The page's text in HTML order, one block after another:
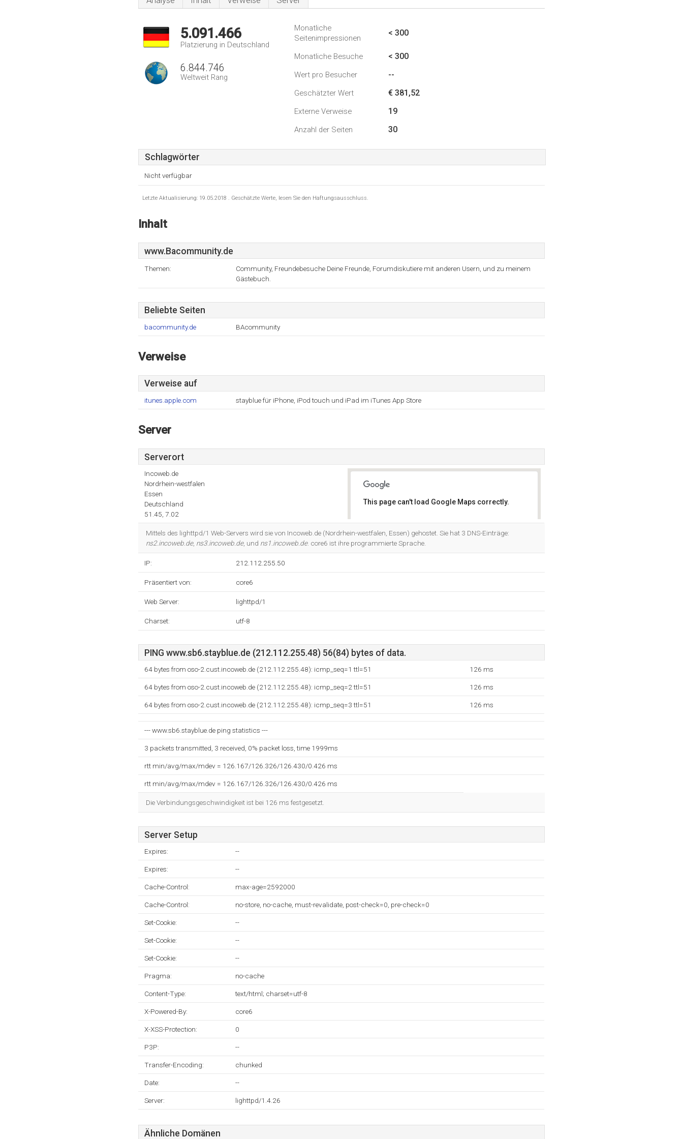
5.091.466
Platzierung in Deutschland
6.844.746
Weltweit Rang
Monatliche
Seitenimpressionen
< 300
Monatliche Besuche < 300
Wert pro Besucher --
Geschätzter Wert € 381,52
Externe Verweise 19
Anzahl der Seiten 30
Schlagwörter
Nicht verfügbar
Letzte Aktualisierung: 19.05.2018 . Geschätzte Werte, lesen Sie den Haftungsausschluss.
Inhalt
www.Bacommunity.de
Themen:
Community, Freundebesuche Deine Freunde, Forumdiskutiere mit anderen Usern, und zu meinem
Gästebuch.
Beliebte Seiten
bacommunity.de BAcommunity
Verweise
Verweise auf
itunes.apple.com stayblue für iPhone, iPod touch und iPad im iTunes App Store
Server
Serverort
Incoweb.de
Nordrhein-westfalen
Essen
Deutschland
51.45, 7.02
This page can't load Google Maps correctly.
Mittels des lighttpd/1 Web-Servers wird sie von Incoweb.de (Nordrhein-westfalen, Essen) gehostet. Sie hat 3 DNS-Einträge:
ns2.incoweb.de, ns3.incoweb.de, und ns1.incoweb.de. core6 ist ihre programmierte Sprache.
IP: 212.112.255.50
Präsentiert von: core6
Web Server: lighttpd/1
Charset: utf-8
PING www.sb6.stayblue.de (212.112.255.48) 56(84) bytes of data.
64 bytes from oso-2.cust.incoweb.de (212.112.255.48): icmp_seq=1 ttl=51 126 ms
64 bytes from oso-2.cust.incoweb.de (212.112.255.48): icmp_seq=2 ttl=51 126 ms
64 bytes from oso-2.cust.incoweb.de (212.112.255.48): icmp_seq=3 ttl=51 126 ms
--- www.sb6.stayblue.de ping statistics ---
3 packets transmitted, 3 received, 0% packet loss, time 1999ms
rtt min/avg/max/mdev = 126.167/126.326/126.430/0.426 ms
rtt min/avg/max/mdev = 126.167/126.326/126.430/0.426 ms
Die Verbindungsgeschwindigkeit ist bei 126 ms festgesetzt.
Server Setup
Expires: --
Expires: --
Cache-Control: max-age=2592000
Cache-Control: no-store, no-cache, must-revalidate, post-check=0, pre-check=0
Set-Cookie: --
Set-Cookie: --
Set-Cookie: --
Pragma: no-cache
Content-Type: text/html; charset=utf-8
X-Powered-By: core6
X-XSS-Protection: 0
P3P: --
Transfer-Encoding: chunked
Date: --
Server: lighttpd/1.4.26
Ähnliche Domänen